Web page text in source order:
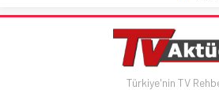
Türkiye'nin TV